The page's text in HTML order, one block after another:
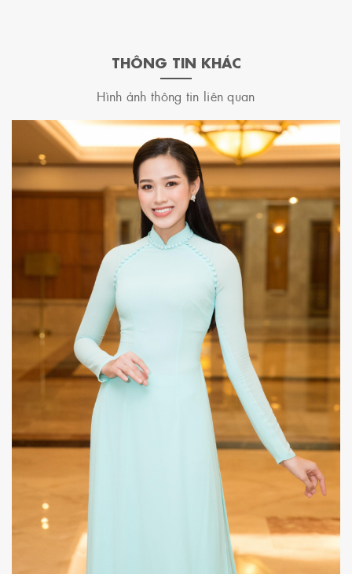
THÔNG TIN KHÁC
Hình ảnh thông tin liên quan